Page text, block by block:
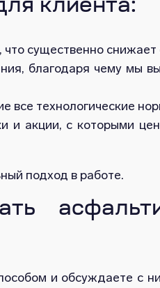
клиента:
существенно
благодаря чему мы
технологические
и акции, с которыми
подход в работе.
и обсуждаете с